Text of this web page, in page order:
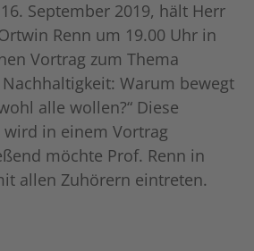
September 2019, hält Herr
Renn um 19.00 Uhr in
Vortrag zum Thema
Warum bewegt
alle wollen?“ Diese
wird in einem Vortrag
möchte Prof. Renn in
allen Zuhörern eintreten.